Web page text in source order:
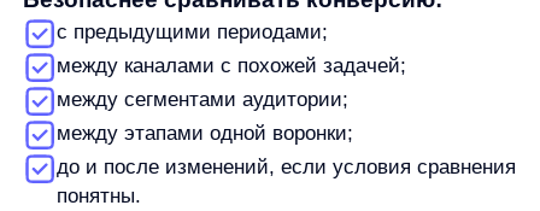
важная информация спрятана, часть
пользователей может не дойти до цели.
Слабая карточка товара или страница.В e-
commerce на решение влияют описание,
характеристики, фотографии, наличие отзывов,
условия доставки и возврата. Если
информации недостаточно, пользователь
может отложить покупку или уйти сравнивать
варианты.